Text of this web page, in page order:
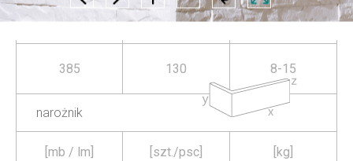
x [mm] y [mm] z [mm]
385 130 8-15
narożnik
[mb / lm] [szt./psc] [kg]